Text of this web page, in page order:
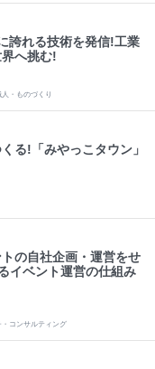
誇れる技術を発信!工業
へ挑む!
・ものづくり
る!「みやっこタウン」
の自社企画・運営をせ
イベント運営の仕組み
コンサルティング